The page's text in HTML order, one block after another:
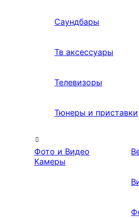
Саундбары
Тв аксессуары
Телевизоры
Тюнеры и приставки
Фото и Видео
Камеры